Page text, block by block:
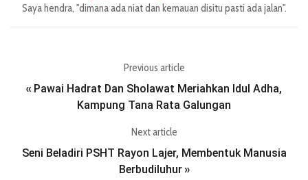
Saya hendra, "dimana ada niat dan kemauan disitu pasti ada jalan".
Previous article
« Pawai Hadrat Dan Sholawat Meriahkan Idul Adha,
Kampung Tana Rata Galungan
Next article
Seni Beladiri PSHT Rayon Lajer, Membentuk Manusia
Berbudiluhur»